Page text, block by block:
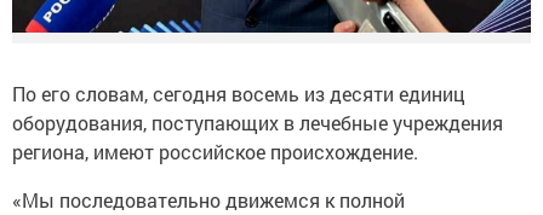
По его словам, сегодня восемь из десяти единиц
оборудования, поступающих в лечебные учреждения
региона, имеют российское происхождение.
«Мы последовательно движемся к полной